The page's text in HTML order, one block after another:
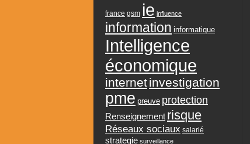
france gsm ie influence
information informatique
Intelligence
économique
internetinvestigation
pme preuve protection
Renseignement risque
Réseaux sociaux salarié
strategie surveillance